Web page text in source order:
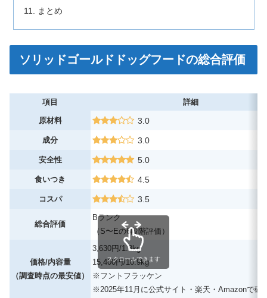
まとめ
ソリッドゴールドドッグフードの総合評価
項目 詳細
原材料 3.0
成分 3.0
安全性 5.0
食いつき 4.5
コスパ 3.5
総合評価
Bランク
（S〜Eの6段階評価）
価格/内容量
（調査時点の最安値）
3,630円/1.8kg
15,400円/10.9kg
※フントフラッケン
※2025年11月に公式サイト・楽天・Amazonで確
スクロールできます